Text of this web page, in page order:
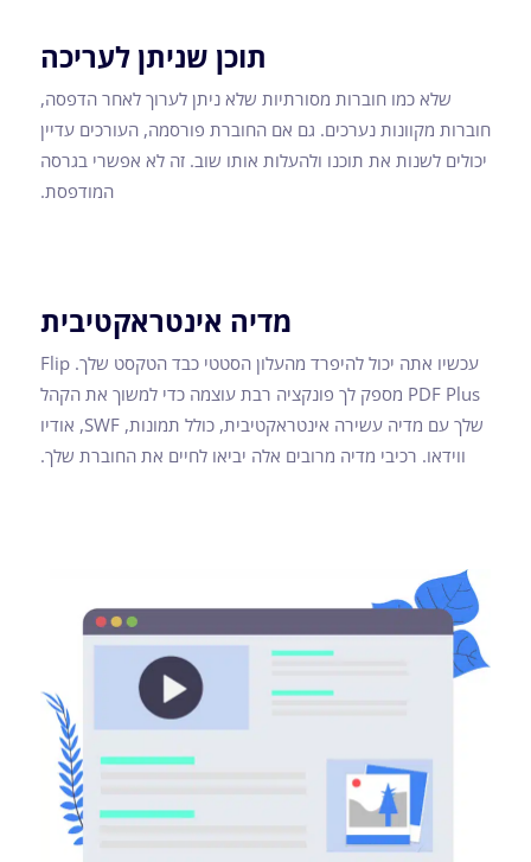
תוכן שניתן לעריכה
שלא כמו חוברות מסורתיות שלא ניתן לערוך לאחר הדפסה,
חוברות מקוונות נערכים. גם אם החוברת פורסמה, העורכים עדיין
יכולים לשנות את תוכנו ולהעלות אותו שוב. זה לא אפשרי בגרסה
המודפסת.
מדיה אינטראקטיבית
עכשיו אתה יכול להיפרד מהעלון הסטטי כבד הטקסט שלך. Flip
PDF Plus מספק לך פונקציה רבת עוצמה כדי למשוך את הקהל
שלך עם מדיה עשירה אינטראקטיבית, כולל תמונות, SWF, אודיו
ווידאו. רכיבי מדיה מרובים אלה יביאו לחיים את החוברת שלך.